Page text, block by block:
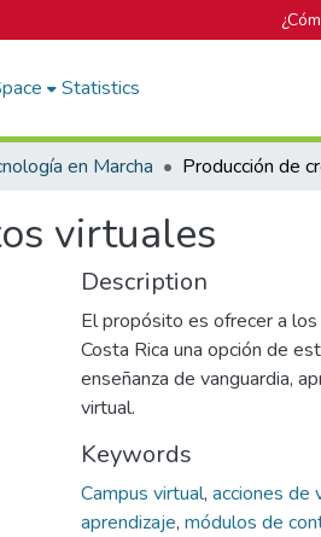
Statistics
en Marcha
virtuales
Description
El propósito es ofrecer a
Costa Rica una opción de
enseñanza de vanguardia,
virtual.
Keywords
Campus virtual, acciones de
aprendizaje, módulos de